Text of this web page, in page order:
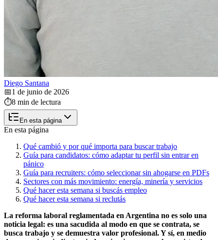
Diego Santana
📅1 de junio de 2026
⏱️8 min de lectura
En esta página
En esta página
Qué cambió y por qué importa para buscar trabajo
Guía para candidatos: cómo adaptar tu perfil sin entrar en
pánico
Guía para recruiters: cómo seleccionar sin ahogarse en PDFs
Sectores con más movimiento: energía, minería y servicios
Qué hacer esta semana si buscás empleo
Qué hacer esta semana si reclutás
La reforma laboral reglamentada en Argentina no es solo una
noticia legal: es una sacudida al modo en que se contrata, se
busca trabajo y se demuestra valor profesional. Y sí, en medio